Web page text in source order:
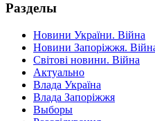
Разделы
Новини України. Війна
Новини Запоріжжя.
Світові новини. Війна
Актуально
Влада Україна
Влада Запоріжжя
Выборы